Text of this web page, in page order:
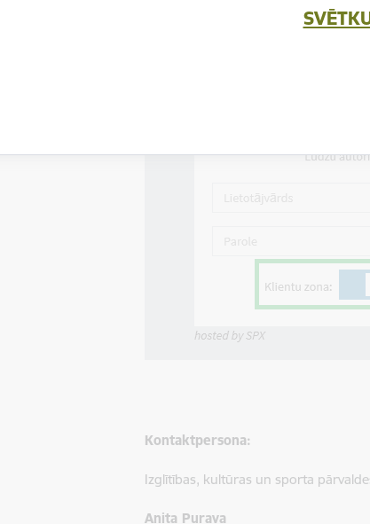
Lai uzsāktu darbu, jāveic atzīme
Kontaktpersona:
Izglītības, kultūras un sporta
Anita Purava